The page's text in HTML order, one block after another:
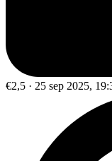
€2,5 · 25 sep 2025,